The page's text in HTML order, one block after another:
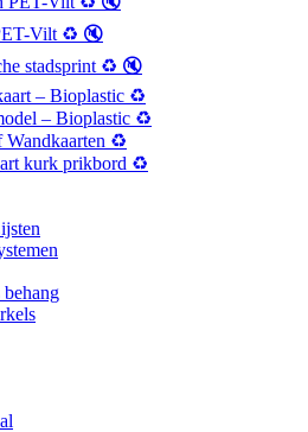
Vilt ♻️ 🔇
stadsprint ♻️ 🔇
– Bioplastic ♻️
– Bioplastic ♻️
Wandkaarten ♻️
kurk prikbord ♻️